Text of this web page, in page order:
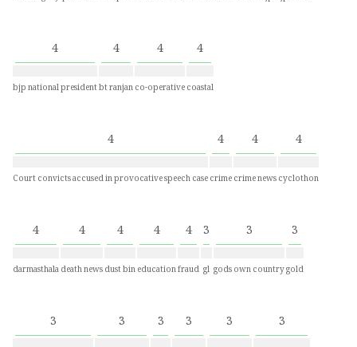
4
bjp national president
4
bt ranjan
4
co-operative
4
coastal
4
Court convicts accused in provocative speech case
4
crime
4
crime news
4
cyclothon
4
darmasthala
4
death news
4
dust bin
4
education
4
fraud
3
gl
3
gods own country
3
gold
3 3 3 3 3 3